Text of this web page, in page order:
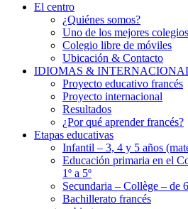
El centro
¿Quiénes somos?
Uno de los mejores colegios
Colegio libre de móviles
Ubicación & Contacto
IDIOMAS &
Proyecto educativo francés
Proyecto internacional
Resultados
¿Por qué aprender francés?
Etapas educativas
Infantil – 3, 4 y 5 años
Educación primaria en el
1º a 5º
Secundaria – Collège – de
Bachillerato francés